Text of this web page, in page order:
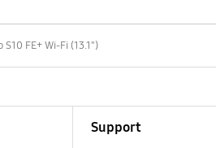
S10 FE+ Wi-Fi (13.1")
Support